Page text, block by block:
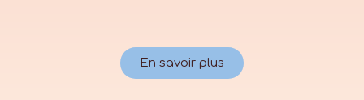
En savoir plus